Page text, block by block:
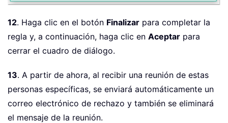
12. Haga clic en el botón Finalizar para completar la
regla y, a continuación, haga clic en Aceptar para
cerrar el cuadro de diálogo.
13. A partir de ahora, al recibir una reunión de estas
personas específicas, se enviará automáticamente un
correo electrónico de rechazo y también se eliminará
el mensaje de la reunión.